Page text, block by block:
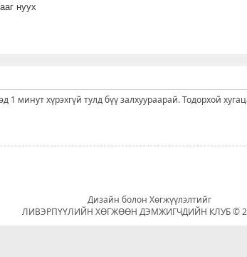
нуух
1 минут хүрэхгүй тулд бүү залхуураарай. Тодорхой
Дизайн болон Хөгжүүлэлтийг
ЛИВЭРПҮҮЛИЙН ХӨГЖӨӨН ДЭМЖИГЧДИЙН КЛУБ ©